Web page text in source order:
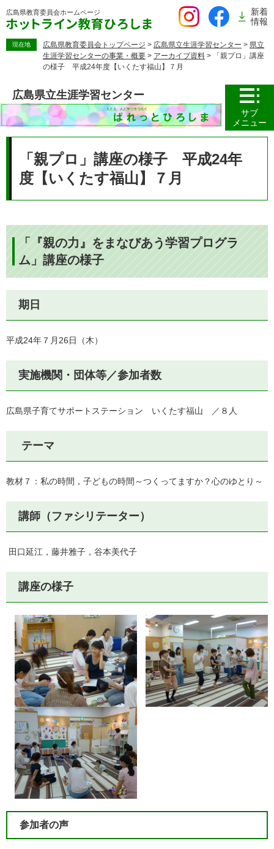
ー
す。
広島県教育委員会ホームページ
新着
情報
現在地 広島県教育委員会トップページ > 広島県立生涯学習センター > 県立
生涯学習センターの事業・概要 > アーカイブ資料 >
「親プロ」講座
の様子 平成24年度【いくたす福山】７月
広島県立生涯学習センター
サブ
メニュー
「親プロ」講座の様子 平成24年
度【いくたす福山】７月
「『親の力』をまなびあう学習プログラ
ム」講座の様子
期日
平成24年７月26日（木）
実施機関・団体等／参加者数
広島県子育てサポートステーション いくたす福山 ／８人
テーマ
教材７：私の時間，子どもの時間～つくってますか？心のゆとり～
講師（ファシリテーター）
田口延江，藤井雅子，谷本美代子
講座の様子
参加者の声